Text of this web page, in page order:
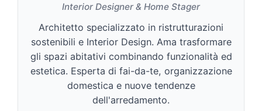
Interior Designer & Home Stager
Architetto specializzato in ristrutturazioni
sostenibili e Interior Design. Ama trasformare
gli spazi abitativi combinando funzionalità ed
estetica. Esperta di fai-da-te, organizzazione
domestica e nuove tendenze
dell'arredamento.